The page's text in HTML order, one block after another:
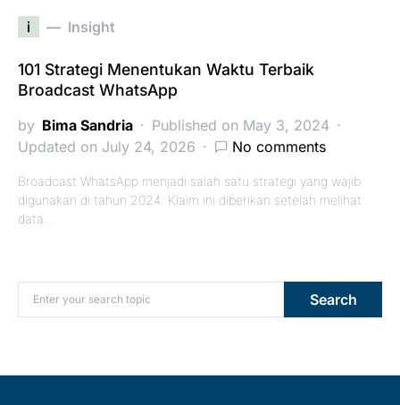
i Insight
101 Strategi Menentukan Waktu Terbaik
Broadcast WhatsApp
by Bima Sandria
Published on May 3, 2024
Updated on July 24, 2026
No comments
Broadcast WhatsApp menjadi salah satu strategi yang wajib
digunakan di tahun 2024. Klaim ini diberikan setelah melihat
data…
Search for: Search